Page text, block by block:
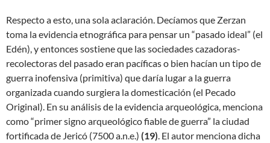
Respecto a esto, una sola aclaración. Decíamos que Zerzan
toma la evidencia etnográfica para pensar un “pasado ideal” (el
Edén), y entonces sostiene que las sociedades cazadoras-
recolectoras del pasado eran pacíficas o bien hacían un tipo de
guerra inofensiva (primitiva) que daría lugar a la guerra
organizada cuando surgiera la domesticación (el Pecado
Original). En su análisis de la evidencia arqueológica, menciona
como “primer signo arqueológico fiable de guerra” la ciudad
fortificada de Jericó (7500 a.n.e.) (19). El autor menciona dicha